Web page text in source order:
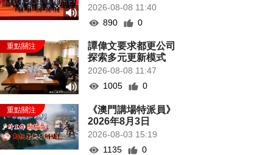
2026-08-08 11:40
890
0
譚偉文要求都更公司
探索多元更新模式
2026-08-08 11:47
1005
0
《澳門講場特派員》
2026年8月3日
2026-08-03 15:19
1135
0